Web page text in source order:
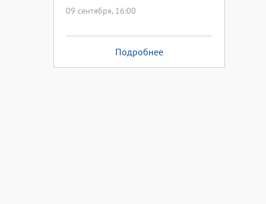
09 сентября, 16:00
Подробнее